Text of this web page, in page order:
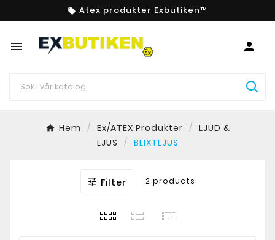
 Atex produkter Exbutiken™
 
Hem Ex/ATEX Produkter
LJUD &
LJUS
BLIXTLJUS
 Filter 2 products